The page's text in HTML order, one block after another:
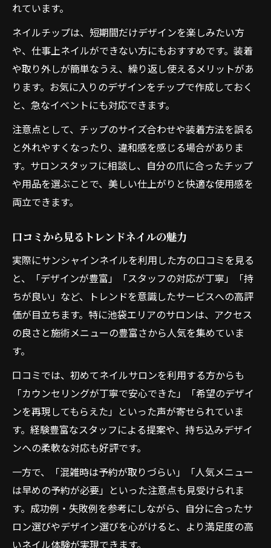
れています。
ネイルチップは、短期間だけデザインを楽しみたい方
や、仕事上ネイルができない方にもおすすめです。装着
や取り外しが簡単なうえ、繰り返し使えるメリットがあ
ります。お気に入りのデザインをチップで作成しておく
と、急なイベントにも対応できます。
注意点として、チップのサイズ合わせや装着方法を誤る
と外れやすくなったり、違和感を感じる場合がありま
す。サロンスタッフに相談し、自分の爪に合ったチップ
や用品を選ぶことで、美しい仕上がりと快適な使用感を
両立できます。
口コミから見るトレンドネイルの魅力
実際にサンシャインネイルを利用した方の口コミを見る
と、「デザインが豊富」「スタッフの対応が丁寧」「持
ちが良い」など、トレンドを意識したサービスへの高評
価が目立ちます。特に池袋エリアのサロンは、アクセス
の良さと施術メニューの豊富さから人気を集めていま
す。
口コミでは、初めてネイルサロンを利用する方からも
「カウンセリングが丁寧で安心できた」「希望のデザイ
ンを再現してもらえた」といった声が寄せられていま
す。経験豊富なスタッフによる提案や、持ち込みデザイ
ンへの柔軟な対応も好評です。
一方で、「混雑時は予約が取りづらい」「人気メニュー
は早めの予約が必要」といった注意点も見受けられま
す。成功例・失敗例を参考にしながら、自分に合ったサ
ロン選びやデザイン選びを心がけると、より満足度の高
いネイル体験が実現できます。